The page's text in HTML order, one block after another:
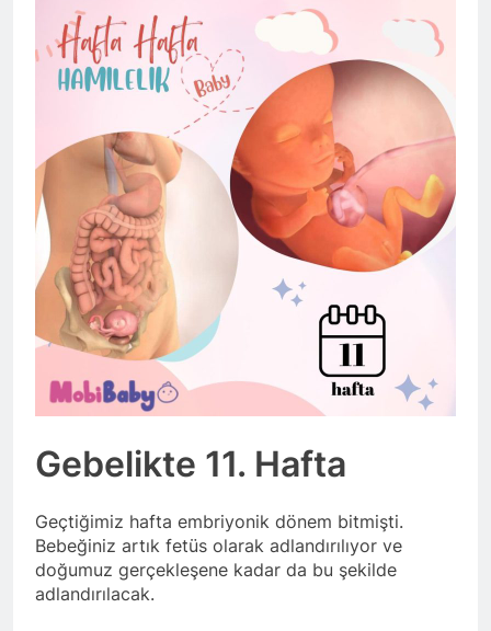
Gebelikte 11. Hafta
Geçtiğimiz hafta embriyonik dönem bitmişti.
Bebeğiniz artık fetüs olarak adlandırılıyor ve
doğumuz gerçekleşene kadar da bu şekilde
adlandırılacak.